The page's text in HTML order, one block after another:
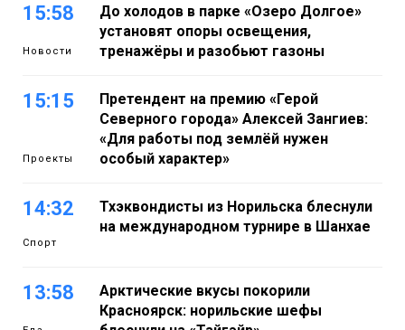
15:58
Новости
До холодов в парке «Озеро Долгое»
установят опоры освещения,
тренажёры и разобьют газоны
15:15
Проекты
Претендент на премию «Герой
Северного города» Алексей Зангиев:
«Для работы под землёй нужен
особый характер»
14:32
Спорт
Тхэквондисты из Норильска блеснули
на международном турнире в Шанхае
13:58
Арктические вкусы покорили
Красноярск: норильские шефы